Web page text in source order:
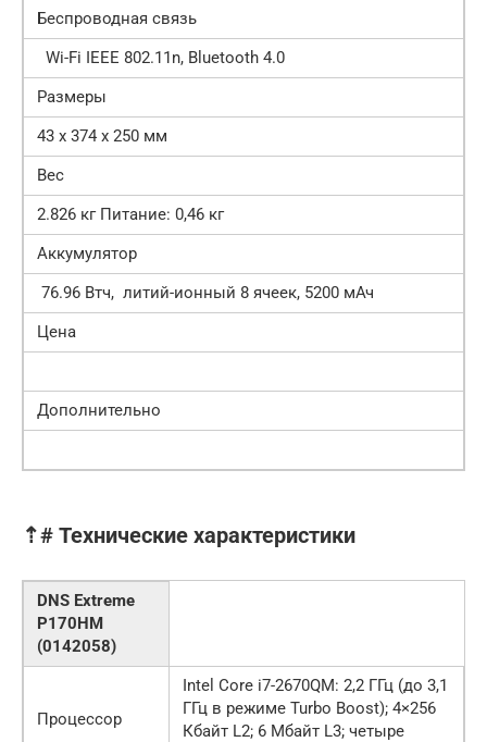
Беспроводная связь
Wi-Fi IEEE 802.11n, Bluetooth 4.0
Размеры
43 x 374 x 250 мм
Вес
2.826 кг Питание: 0,46 кг
Аккумулятор
76.96 Втч, литий-ионный 8 ячеек, 5200 мАч
Цена
Дополнительно
⇡# Технические характеристики
DNS Extreme
P170HM
(0142058)
Процессор
Intel Core i7-2670QM: 2,2 ГГц (до 3,1
ГГц в режиме Turbo Boost); 4×256
Кбайт L2; 6 Мбайт L3; четыре